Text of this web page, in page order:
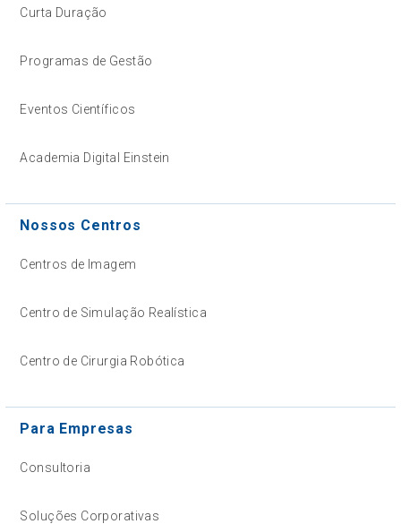
Curta Duração
Programas de Gestão
Eventos Científicos
Academia Digital Einstein
Nossos Centros
Centros de Imagem
Centro de Simulação Realística
Centro de Cirurgia Robótica
Para Empresas
Consultoria
Soluções Corporativas